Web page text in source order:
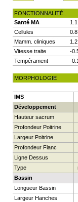
FONCTIONNALITÉ
Santé MA
1.1
Cellules
0.8
Mamm. cliniques
1.2
Vitesse traite
-
Tempérament
-
MORPHOLOGIE
IMS
Développement
Hauteur sacrum
Profondeur Poitrine
Largeur Poitrine
Profondeur Flanc
Ligne Dessus
Type
Bassin
Longueur Bassin
Largeur Hanches